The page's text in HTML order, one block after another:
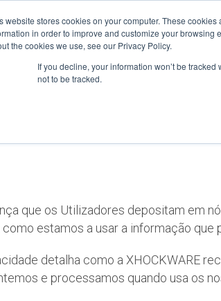
website stores cookies on your computer. These
in order to improve and customize your browsing
the cookies we use, see our Privacy Policy.
If you decline, your information won’t be
not to be tracked.
que os Utilizadores depositam em
estamos a usar a informação
detalha como a XHOCKWARE
e processamos quando usa os